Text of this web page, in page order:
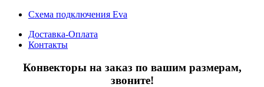
Схема подключения Eva
Доставка-Оплата
Контакты
Конвекторы на заказ по вашим размерам,
звоните!